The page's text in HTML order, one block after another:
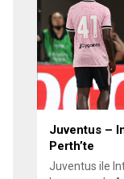
Juventus –
Perth’te
Juventus ile